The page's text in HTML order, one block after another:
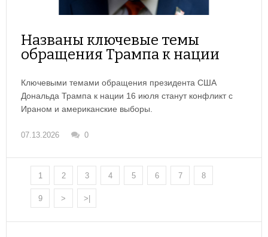
Названы ключевые темы
обращения Трампа к нации
Ключевыми темами обращения президента США
Дональда Трампа к нации 16 июля станут конфликт с
Ираном и американские выборы.
07.13.2026 0
1 2 3 4 5 6 7 8
9 > >|